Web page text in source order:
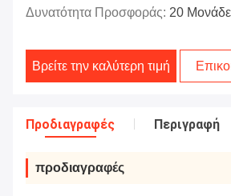
Δυνατότητα Προσφοράς: 20
Βρείτε την καλύτερη τιμή
Προδιαγραφές Περιγραφή
προδιαγραφές